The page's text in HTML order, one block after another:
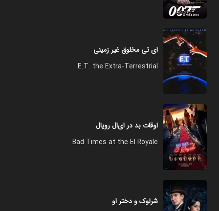
ای تی مخلوق غیر زمینی
E.T. the Extra-Terrestrial
اوقات بد در ای‌ال رویال
Bad Times at the El Royale
شرلوک و دختر او